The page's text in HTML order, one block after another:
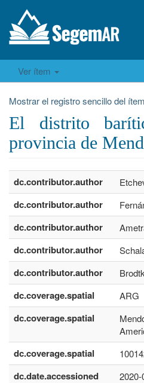
Ver ítem
Mostrar el registro sencillo del ítem
El distrito
provincia de
dc.contributor.author
dc.contributor.author
dc.contributor.author
dc.contributor.author
dc.contributor.author
dc.coverage.spatial ARG
dc.coverage.spatial
dc.coverage.spatial
dc.date.accessioned